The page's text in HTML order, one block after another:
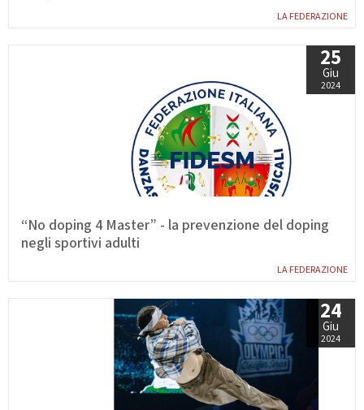
Calendario Gare Media
LA FEDERAZIONE
25
Giu
2024
LA FEDERAZIONE
“No doping 4 Master” - la prevenzione del doping
negli sportivi adulti
24
Giu
2024